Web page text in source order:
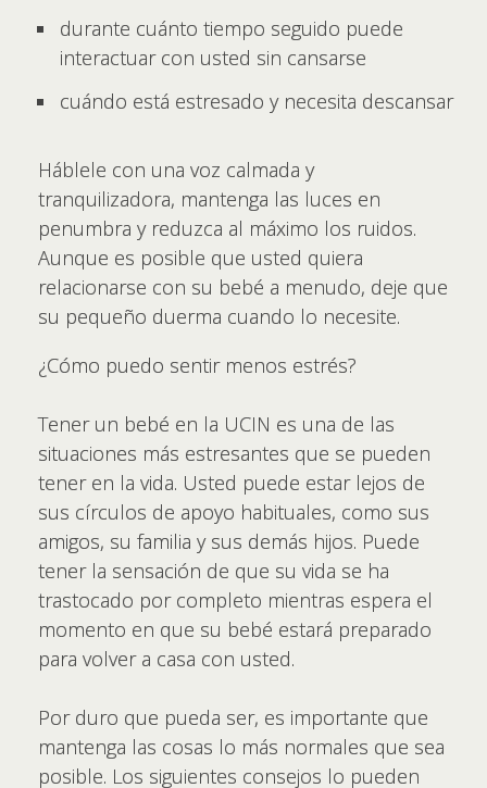
durante cuánto tiempo seguido puede
interactuar con usted sin cansarse
cuándo está estresado y necesita descansar
Háblele con una voz calmada y
tranquilizadora, mantenga las luces en
penumbra y reduzca al máximo los ruidos.
Aunque es posible que usted quiera
relacionarse con su bebé a menudo, deje que
su pequeño duerma cuando lo necesite.
¿Cómo puedo sentir menos estrés?
Tener un bebé en la UCIN es una de las
situaciones más estresantes que se pueden
tener en la vida. Usted puede estar lejos de
sus círculos de apoyo habituales, como sus
amigos, su familia y sus demás hijos. Puede
tener la sensación de que su vida se ha
trastocado por completo mientras espera el
momento en que su bebé estará preparado
para volver a casa con usted.
Por duro que pueda ser, es importante que
mantenga las cosas lo más normales que sea
posible. Los siguientes consejos lo pueden